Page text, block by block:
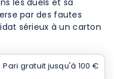
les duels et sa
par des fautes
sérieux à un carton
Pari gratuit jusqu'à 100 €